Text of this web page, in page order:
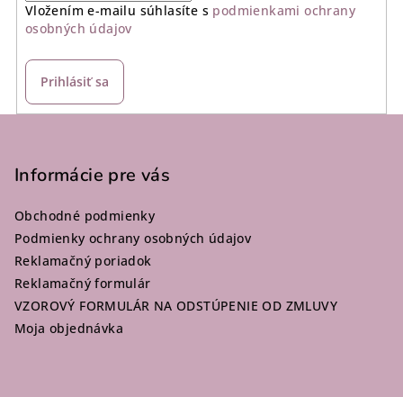
Vložením e-mailu súhlasíte s podmienkami ochrany
osobných údajov
Prihlásiť sa
Informácie pre vás
Obchodné podmienky
Podmienky ochrany osobných údajov
Reklamačný poriadok
Reklamačný formulár
VZOROVÝ FORMULÁR NA ODSTÚPENIE OD ZMLUVY
Moja objednávka